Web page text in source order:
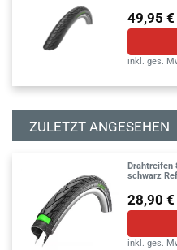
49,95 €
inkl. ges.
ZULETZT ANGESEHEN
Drahtreifen
schwarz
28,90 €
inkl. ges.